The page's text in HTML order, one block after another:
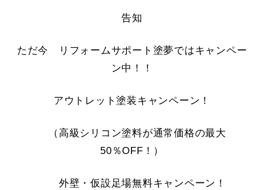
告知
ただ今 リフォームサポート塗夢ではキャンペー
ン中！！
アウトレット塗装キャンペーン！
（高級シリコン塗料が通常価格の最大
50％OFF！）
外壁・仮設足場無料キャンペーン！